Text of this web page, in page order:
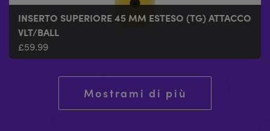
INSERTO SUPERIORE 45 MM ESTESO (TG) ATTACCO
VLT/BALL
£59.99
INSERTO SUPERIORE 45 MM STD (CR)
£15.99
Mostrami di più